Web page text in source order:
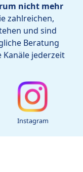
nicht mehr
zahlreichen,
und sind
Beratung
Kanäle jederzeit
Instagram